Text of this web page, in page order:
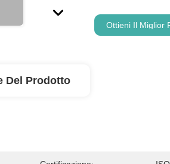
Ottieni Il Miglior
Del Prodotto